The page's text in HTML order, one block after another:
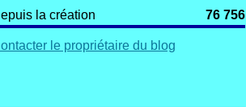
la création 76 756
le propriétaire du blog